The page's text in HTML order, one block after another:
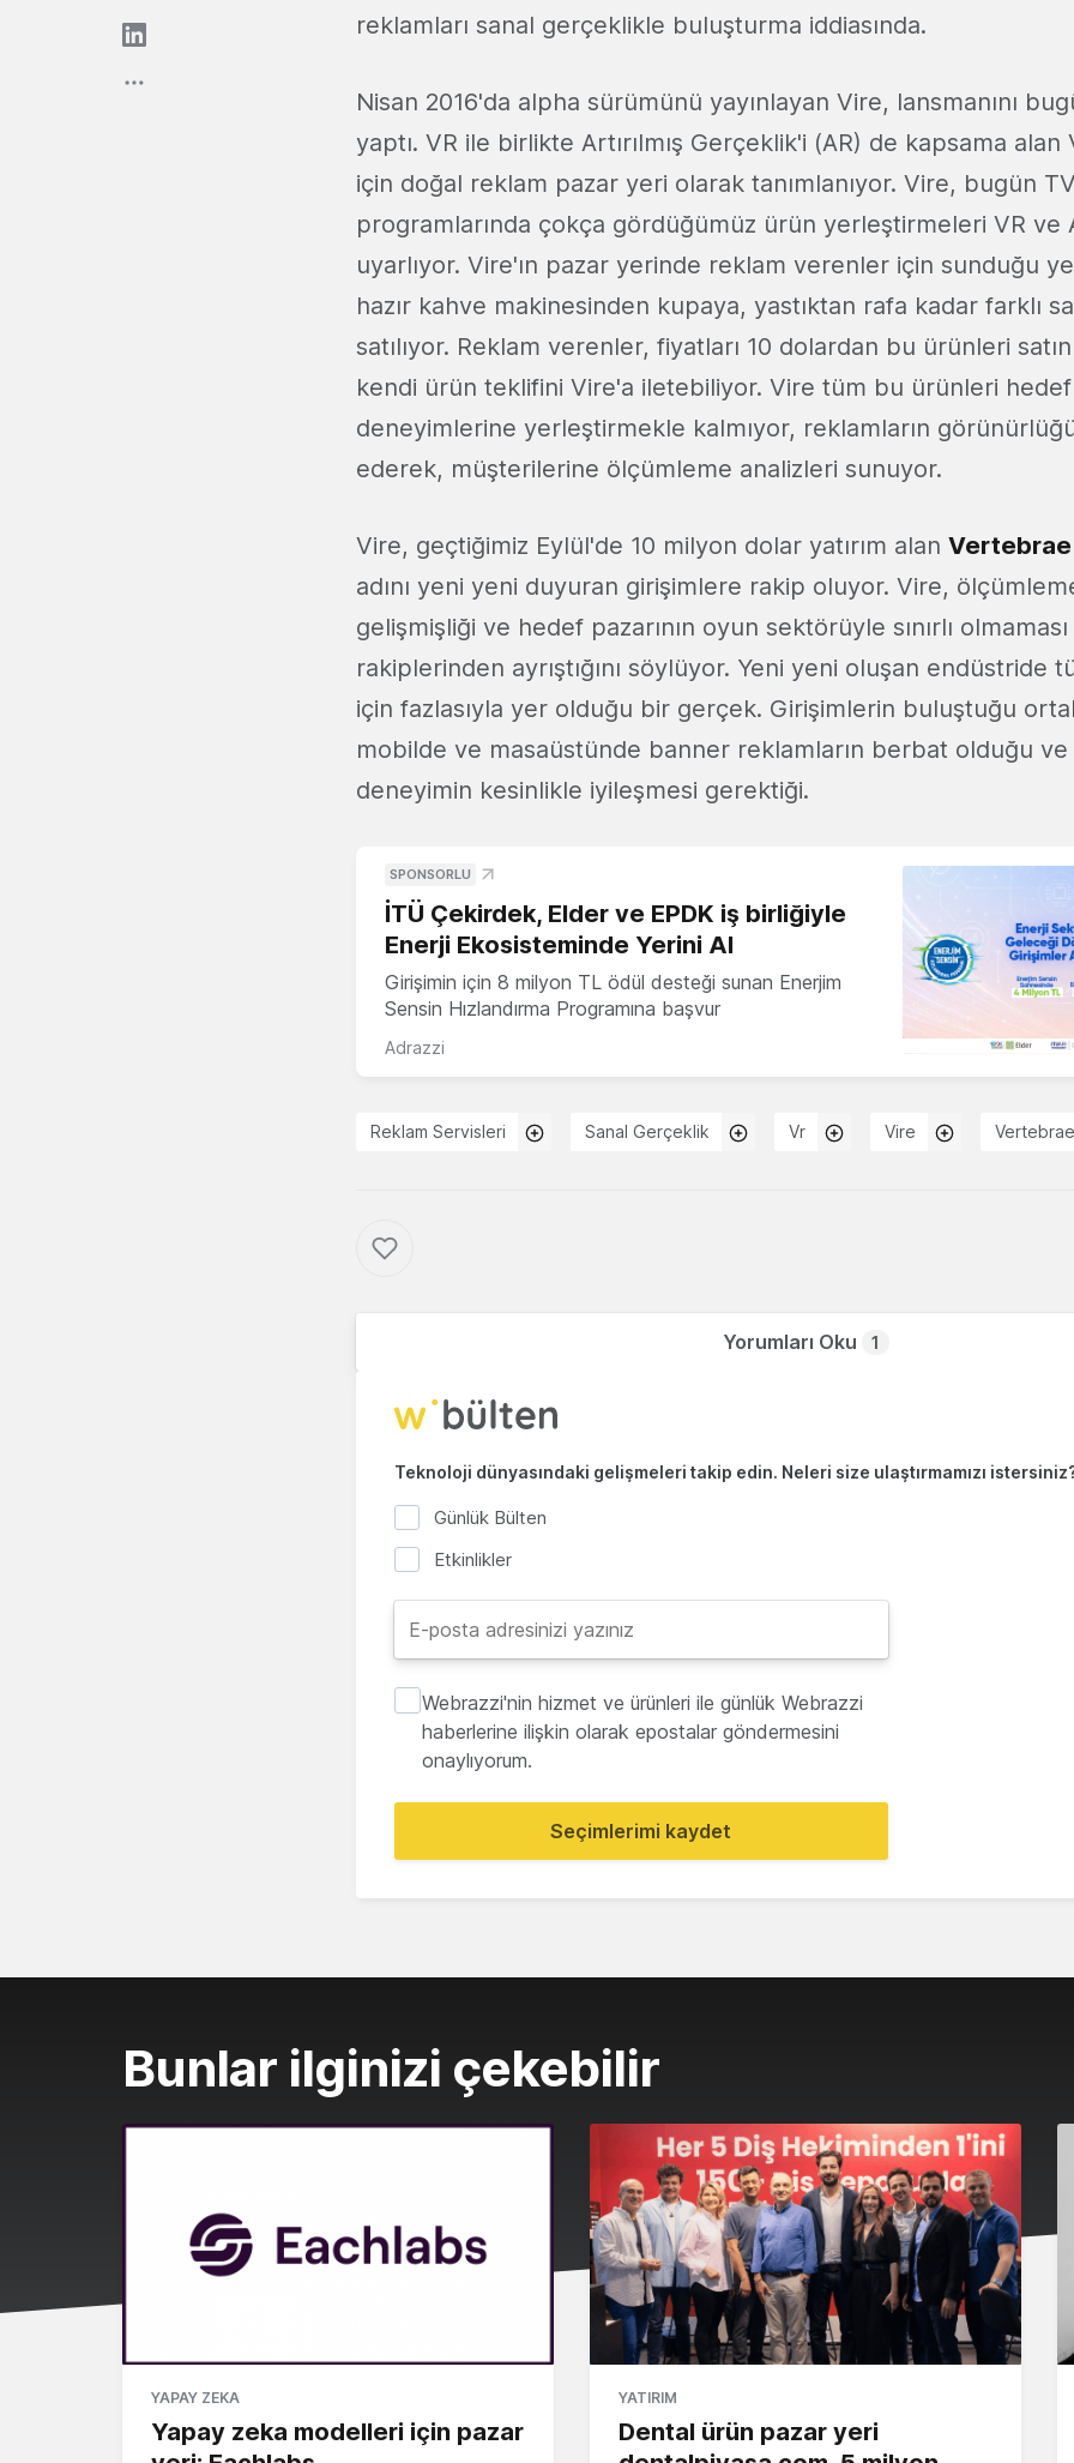
reklamları sanal gerçeklikle buluşturma iddiasında.
Nisan 2016'da alpha sürümünü yayınlayan Vire, lansmanını
yaptı. VR ile birlikte Artırılmış Gerçeklik'i (AR) de kapsama
için doğal reklam pazar yeri olarak tanımlanıyor. Vire, bugün
programlarında çokça gördüğümüz ürün yerleştirmeleri VR ve
uyarlıyor. Vire'ın pazar yerinde reklam verenler için sunduğu
hazır kahve makinesinden kupaya, yastıktan rafa kadar farklı
satılıyor. Reklam verenler, fiyatları 10 dolardan bu ürünleri
kendi ürün teklifini Vire'a iletebiliyor. Vire tüm bu ürünleri hedef
deneyimlerine yerleştirmekle kalmıyor, reklamların
ederek, müşterilerine ölçümleme analizleri sunuyor.
Vire, geçtiğimiz Eylül'de 10 milyon dolar yatırım alan Vertebrae
adını yeni yeni duyuran girişimlere rakip oluyor. Vire,
gelişmişliği ve hedef pazarının oyun sektörüyle sınırlı
rakiplerinden ayrıştığını söylüyor. Yeni yeni oluşan endüstride
için fazlasıyla yer olduğu bir gerçek. Girişimlerin buluştuğu
mobilde ve masaüstünde banner reklamların berbat olduğu ve
deneyimin kesinlikle iyileşmesi gerektiği.
SPONSORLU
İTÜ Çekirdek, Elder ve EPDK iş birliğiyle
Enerji Ekosisteminde Yerini Al
Girişimin için 8 milyon TL ödül desteği sunan Enerjim
Sensin Hızlandırma Programına başvur
Adrazzi
Reklam Servisleri Sanal Gerçeklik Vr Vire Vertebrae
Yorumları Oku 1
Teknoloji dünyasındaki gelişmeleri takip edin. Neleri size ulaştırmamızı
Günlük Bülten
Etkinlikler
Webrazzi'nin hizmet ve ürünleri ile günlük Webrazzi
haberlerine ilişkin olarak epostalar göndermesini
onaylıyorum.
Seçimlerimi kaydet
Bunlar ilginizi çekebilir
YAPAY ZEKA
Yapay zeka modelleri için pazar
YATIRIM
Dental ürün pazar yeri